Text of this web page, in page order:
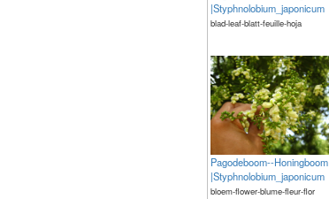
|Styphnolobium_japonicum
blad-leaf-blatt-feuille-hoja
Pagodeboom--Honingboom
|Styphnolobium_japonicum
bloem-flower-blume-fleur-flor